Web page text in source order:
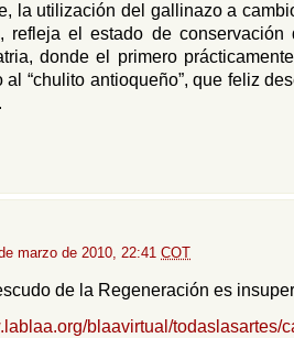
la utilización del gallinazo a
refleja el estado de
donde el primero
al “chulito antioqueño”, que feliz
marzo de 2010, 22:41 COT
de la Regeneración es
blaavirtual/todaslasartes/